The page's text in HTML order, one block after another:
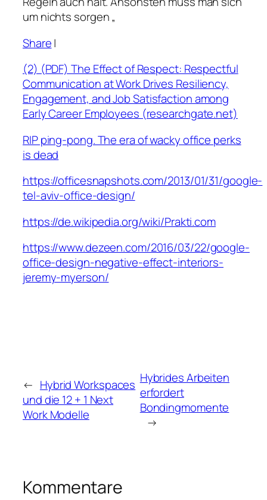
um nichts sorgen „
Share|
(2) (PDF) The Effect of Respect: Respectful
Communication at Work Drives Resiliency,
Engagement, and Job Satisfaction among
Early Career Employees (researchgate.net)
RIP ping-pong. The era of wacky office perks
is dead
https://officesnapshots.com/2013/01/31/google-
tel-aviv-office-design/
https://de.wikipedia.org/wiki/Prakti.com
https://www.dezeen.com/2016/03/22/google-
office-design-negative-effect-interiors-
jeremy-myerson/
← Hybrid Workspaces
und die 12 + 1 Next
Work Modelle
Hybrides Arbeiten
erfordert
Bondingmomente
→
Kommentare